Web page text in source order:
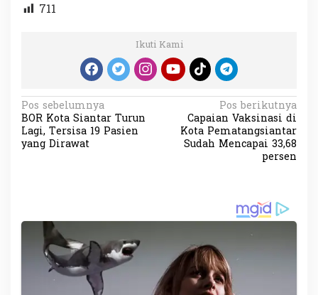
711
Ikuti Kami
N
a
v
s
i
Pos sebelumnya
BOR Kota Siantar Turun
Lagi, Tersisa 19 Pasien
yang Dirawat
Pos berikutnya
Capaian Vaksinasi di
Kota Pematangsiantar
Sudah Mencapai 33,68
persen